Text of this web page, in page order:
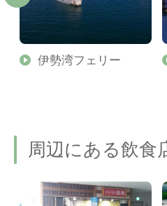
伊勢湾フェリー
周辺にある飲食